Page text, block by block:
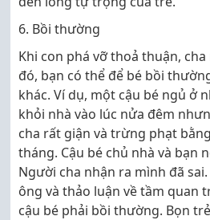
6. Bồi thường
Khi con phá vỡ thoả thuận,
đó, bạn có thể để bé bồi
khác. Ví dụ, một cậu bé ngủ ở
khỏi nhà vào lúc nửa đêm
cha rất giận và trừng phạt
tháng. Cậu bé chủ nhà và bạn
Người cha nhận ra mình đã
ông và thảo luận về tầm quan
cậu bé phải bồi thường. Bọn